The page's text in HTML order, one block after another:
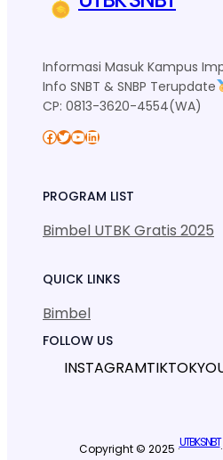
Informasi Masuk Kampus
Info SNBT & SNBP Terupdate
CP: 0813-3620-4554(WA)
Facebook Twitter YouTube LinkedIn
PROGRAM LIST
Bimbel UTBK Gratis 2025
QUICK LINKS
Bimbel
FOLLOW US
INSTAGRAMTIKTOK
Copyright © 2025 ·UTBK SNBT